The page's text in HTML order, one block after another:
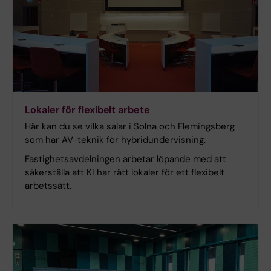
Lokaler för flexibelt arbete
Här kan du se vilka salar i Solna och Flemingsberg
som har AV-teknik för hybridundervisning.
Fastighetsavdelningen arbetar löpande med att
säkerställa att KI har rätt lokaler för ett flexibelt
arbetssätt.